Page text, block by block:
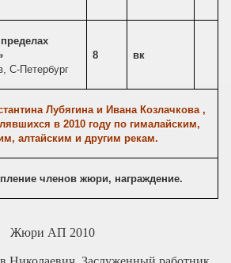
С-Петербург
8 вк
Лубягина и Ивана Козлачкова ,
в 2010 году по гималайским,
алтайским и другим рекам.
членов жюри, награждение.
Жюри АП 2010